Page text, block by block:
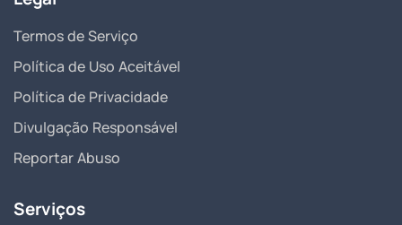
Termos de Serviço
Política de Uso Aceitável
Política de Privacidade
Divulgação Responsável
Reportar Abuso
Serviços